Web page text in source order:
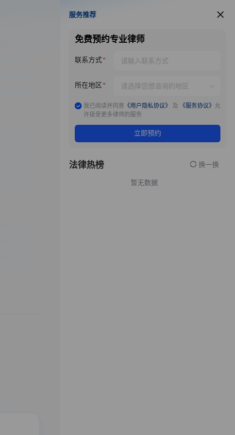
服务推荐
服务推荐
免费预约专业律师
联系方式
所在地区
我已阅读并同意 《用户隐私协议》 及 《服务协议》 允
许接受更多律师的服务
立即预约
法律热榜 换一换
暂无数据